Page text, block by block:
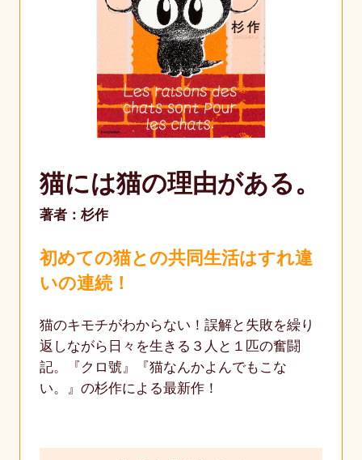
猫には猫の理由がある。
著者：杉作
初めての猫との共同生活はすれ違
いの連続！
猫のキモチがわからない！誤解と失敗を繰り
返しながら日々を生きる３人と１匹の奮闘
記。『クロ號』『猫なんかよんでもこな
い。』の杉作による最新作！